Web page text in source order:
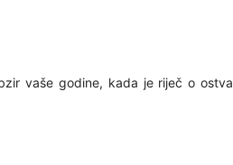
vaše godine, kada je riječ o